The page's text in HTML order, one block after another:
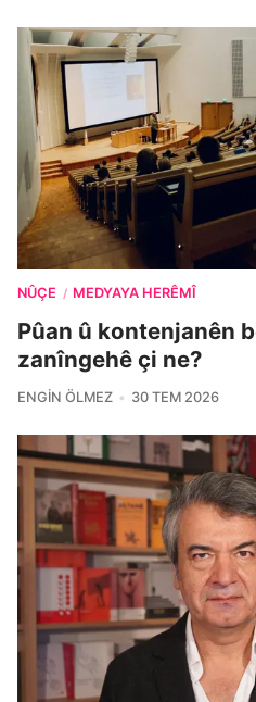
NÛÇE / MEDYAYA HERÊMÎ
Pûan û kontenjanên
zanîngehê çi ne?
ENGIN ÖLMEZ 30 TEM 2026